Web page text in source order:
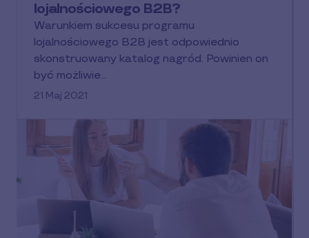
lojalnościowego B2B?
Warunkiem sukcesu programu
lojalnościowego B2B jest odpowiednio
skonstruowany katalog nagród. Powinien on
być możliwie…
21 Maj 2021